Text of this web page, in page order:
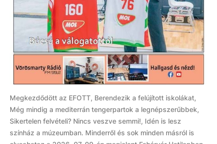
Megkezdődött az EFOTT, Berendezik a felújított iskolákat,
Még mindig a mediterrán tengerpartok a legnépszerűbbek,
Sikertelen felvételi? Nincs veszve semmi!, Idén is lesz
színház a múzeumban. Minderről és sok minden másról is